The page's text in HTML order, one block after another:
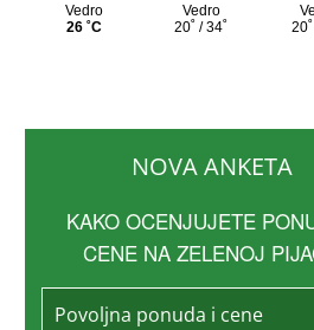
NOVA ANKETA
KAKO OCENJUJETE
CENE NA ZELENOJ
Povoljna ponuda i cene